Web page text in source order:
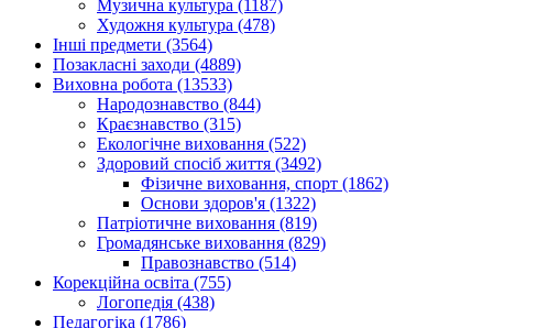
Музична культура (1187)
Художня культура (478)
Інші предмети (3564)
Позакласні заходи (4889)
Виховна робота (13533)
Народознавство (844)
Краєзнавство (315)
Екологічне виховання (522)
Здоровий спосіб життя (3492)
Фізичне виховання, спорт (1862)
Основи здоров'я (1322)
Патріотичне виховання (819)
Громадянське виховання (829)
Правознавство (514)
Корекційна освіта (755)
Логопедія (438)
Педагогіка (1786)